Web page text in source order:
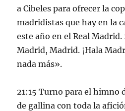
a Cibeles para ofrecer la
madridistas que hay en la
este año en el Real Madrid.
Madrid, Madrid. ¡Hala
nada más».
21:15 Turno para el himno
de gallina con toda la